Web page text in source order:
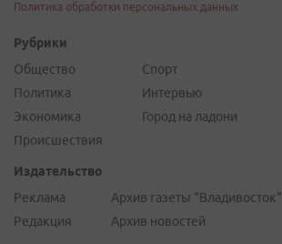
Политика обработки персональных данных
Рубрики
Общество
Политика
Экономика
Происшествия
Спорт
Интервью
Город на ладони
Издательство
Реклама
Редакция
Архив газеты "Владивосток"
Архив новостей